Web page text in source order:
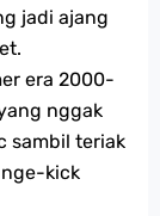
jadi ajang
era 2000-
nggak
sambil teriak
nge-kick